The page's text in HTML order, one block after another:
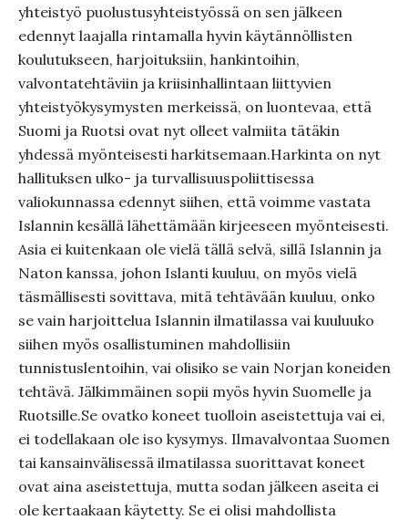
yhteistyö puolustusyhteistyössä on sen jälkeen
edennyt laajalla rintamalla hyvin käytännöllisten
koulutukseen, harjoituksiin, hankintoihin,
valvontatehtäviin ja kriisinhallintaan liittyvien
yhteistyökysymysten merkeissä, on luontevaa, että
Suomi ja Ruotsi ovat nyt olleet valmiita tätäkin
yhdessä myönteisesti harkitsemaan.Harkinta on nyt
hallituksen ulko- ja turvallisuuspoliittisessa
valiokunnassa edennyt siihen, että voimme vastata
Islannin kesällä lähettämään kirjeeseen myönteisesti.
Asia ei kuitenkaan ole vielä tällä selvä, sillä Islannin ja
Naton kanssa, johon Islanti kuuluu, on myös vielä
täsmällisesti sovittava, mitä tehtävään kuuluu, onko
se vain harjoittelua Islannin ilmatilassa vai kuuluuko
siihen myös osallistuminen mahdollisiin
tunnistuslentoihin, vai olisiko se vain Norjan koneiden
tehtävä. Jälkimmäinen sopii myös hyvin Suomelle ja
Ruotsille.Se ovatko koneet tuolloin aseistettuja vai ei,
ei todellakaan ole iso kysymys. Ilmavalvontaa Suomen
tai kansainvälisessä ilmatilassa suorittavat koneet
ovat aina aseistettuja, mutta sodan jälkeen aseita ei
ole kertaakaan käytetty. Se ei olisi mahdollista